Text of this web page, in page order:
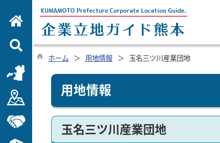
ホーム 用地情報 玉名三ツ川産業団地
用地情報
玉名三ツ川産業団地